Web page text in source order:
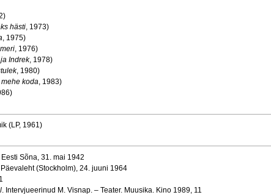
hästi, 1973)
, 1975)
, 1976)
Indrek, 1978)
, 1980)
koda, 1983)
(LP, 1961)
Eesti Sõna, 31. mai 1942
Päevaleht (Stockholm), 24. juuni 1964
. Intervjueerinud M. Visnap. – Teater. Muusika. Kino 1989, 11